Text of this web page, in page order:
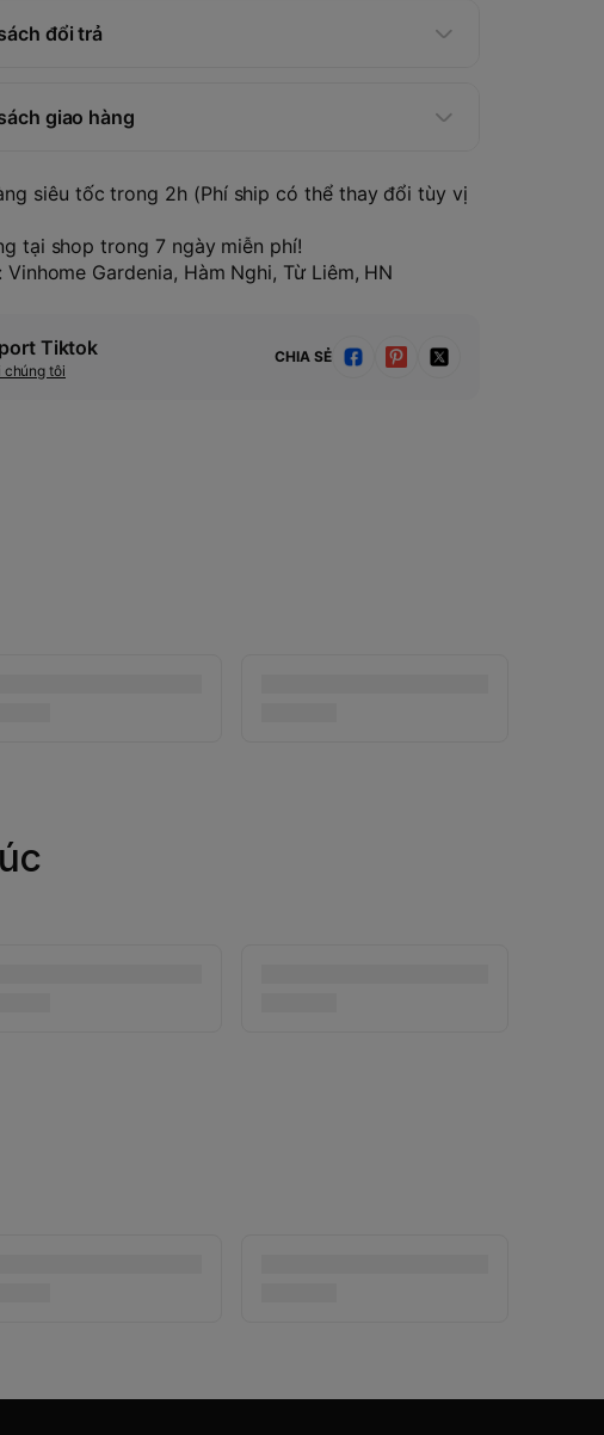
đổi trả
giao hàng
siêu tốc trong 2h (Phí ship có thể thay đổi tùy vị
tại shop trong 7 ngày miễn phí!
Gardenia, Hàm Nghi, Từ Liêm, HN
Tiktok
chúng tôi
CHIA SẺ